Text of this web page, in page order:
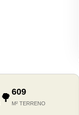
🌳 609
M² TERRENO